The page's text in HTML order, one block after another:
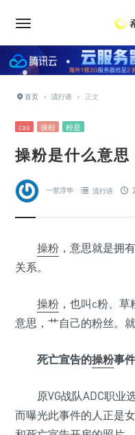
首页 › 流行语 › 正文
cao 操粉 粉是
操粉是什么意
一世浮华 流行语
操粉 ，意思就是拥
关系。
操粉 ，也叫c粉、
意思，艹自己的粉丝。
死亡宣告的操粉事件
原VG战队ADC职业
而曝光此事件的人正是
•
•
•